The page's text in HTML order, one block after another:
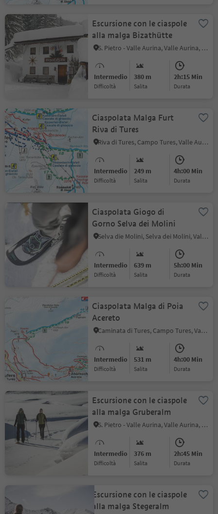
Escursione con le ciaspole
alla malga Bizathütte
S. Pietro - Valle Aurina, Valle Aurina, Valle Aurina
Intermedio
Difficoltà
380 m
Salita
2h:15 Min
durata
Ciaspolata Malga Furt
Riva di Tures
Riva di Tures, Campo Tures, Valle Aurina
Intermedio
Difficoltà
249 m
Salita
4h:00 Min
durata
Ciaspolata Giogo di
Gorno Selva dei Molini
Selva die Molini, Selva dei Molini, Valle Aurina
Intermedio
Difficoltà
639 m
Salita
5h:00 Min
durata
Ciaspolata Malga di Poia
Acereto
Caminata di Tures, Campo Tures, Valle Aurina
Intermedio
Difficoltà
531 m
Salita
4h:00 Min
durata
Escursione con le ciaspole
alla malga Gruberalm
S. Pietro - Valle Aurina, Valle Aurina, Valle Aurina
Intermedio
Difficoltà
376 m
Salita
2h:45 Min
durata
Escursione con le ciaspole
alla malga Stegeralm